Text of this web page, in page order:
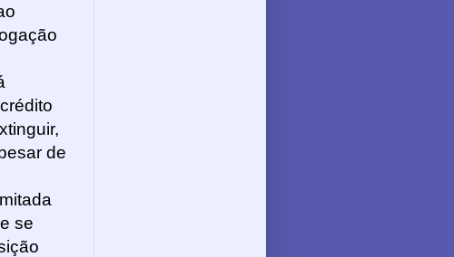
de
se